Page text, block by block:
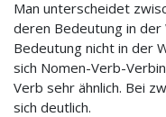
Man unterscheidet
deren Bedeutung in
Bedeutung nicht in der
sich Nomen-Verb-
Verb sehr ähnlich. Bei
sich deutlich.